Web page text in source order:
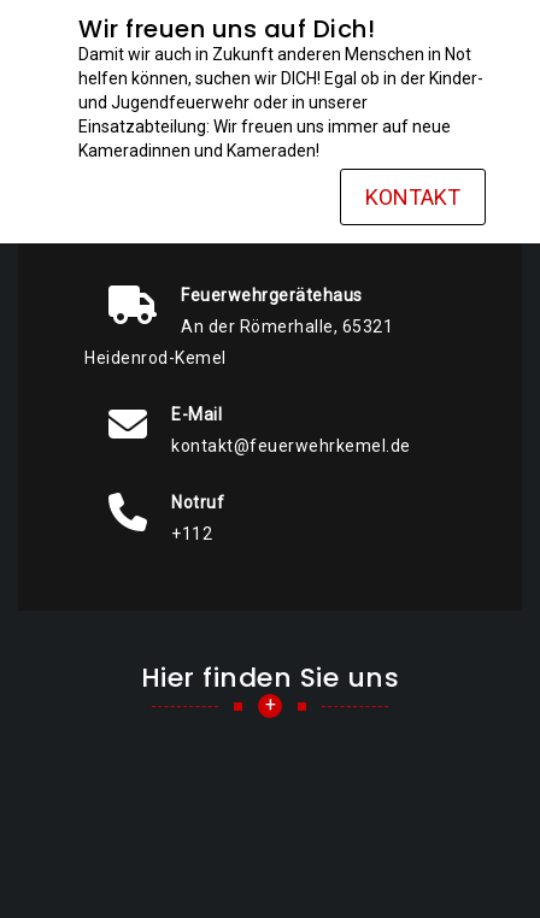
Wir freuen uns auf Dich!
Damit wir auch in Zukunft anderen Menschen in Not
helfen können, suchen wir DICH! Egal ob in der Kinder-
und Jugendfeuerwehr oder in unserer
Einsatzabteilung: Wir freuen uns immer auf neue
Kameradinnen und Kameraden!
KONTAKT
Feuerwehrgerätehaus
An der Römerhalle, 65321
Heidenrod-Kemel
E-Mail
kontakt@feuerwehrkemel.de
Notruf
+112
Hier finden Sie uns
+